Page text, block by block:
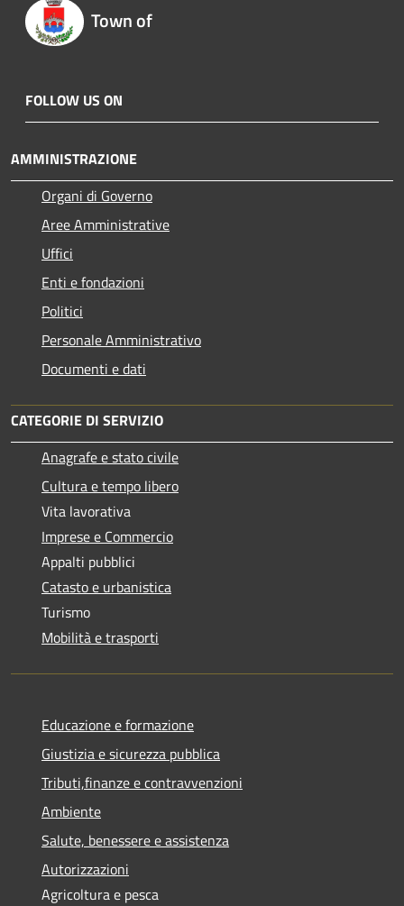
Town of
FOLLOW US ON
AMMINISTRAZIONE
Organi di Governo
Aree Amministrative
Uffici
Enti e fondazioni
Politici
Personale Amministrativo
Documenti e dati
CATEGORIE DI SERVIZIO
Anagrafe e stato civile
Cultura e tempo libero
Vita lavorativa
Imprese e Commercio
Appalti pubblici
Catasto e urbanistica
Turismo
Mobilità e trasporti
Educazione e formazione
Giustizia e sicurezza pubblica
Tributi,finanze e contravvenzioni
Ambiente
Salute, benessere e assistenza
Autorizzazioni
Agricoltura e pesca